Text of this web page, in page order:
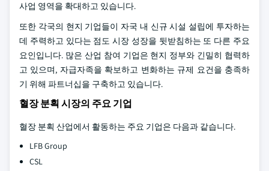
사업 영역을 확대하고 있습니다.
또한 각국의 현지 기업들이 자국 내 신규 시설 설립에 투자하는
데 주력하고 있다는 점도 시장 성장을 뒷받침하는 또 다른 주요
요인입니다. 많은 산업 참여 기업은 현지 정부와 긴밀히 협력하
고 있으며, 자급자족을 확보하고 변화하는 규제 요건을 충족하
기 위해 파트너십을 구축하고 있습니다.
혈장 분획 시장의 주요 기업
혈장 분획 산업에서 활동하는 주요 기업은 다음과 같습니다.
LFB Group
CSL